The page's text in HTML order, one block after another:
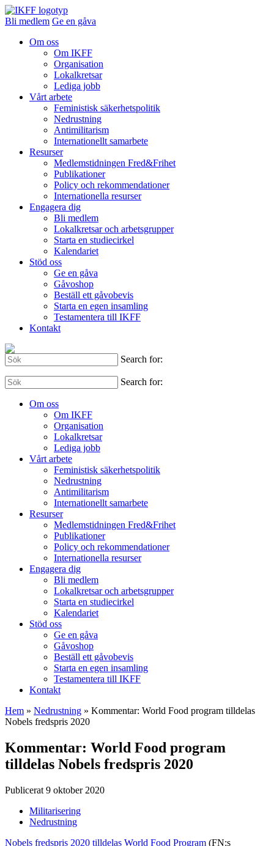
Bli medlem Ge en gåva
Om oss
Om IKFF
Organisation
Lokalkretsar
Lediga jobb
Vårt arbete
Feministisk säkerhetspolitik
Nedrustning
Antimilitarism
Internationellt samarbete
Resurser
Medlemstidningen Fred&Frihet
Publikationer
Policy och rekommendationer
Internationella resurser
Engagera dig
Bli medlem
Lokalkretsar och arbetsgrupper
Starta en studiecirkel
Kalendariet
Stöd oss
Ge en gåva
Gåvoshop
Beställ ett gåvobevis
Starta en egen insamling
Testamentera till IKFF
Kontakt
Search for:
Search for:
Om oss
Om IKFF
Organisation
Lokalkretsar
Lediga jobb
Vårt arbete
Feministisk säkerhetspolitik
Nedrustning
Antimilitarism
Internationellt samarbete
Resurser
Medlemstidningen Fred&Frihet
Publikationer
Policy och rekommendationer
Internationella resurser
Engagera dig
Bli medlem
Lokalkretsar och arbetsgrupper
Starta en studiecirkel
Kalendariet
Stöd oss
Ge en gåva
Gåvoshop
Beställ ett gåvobevis
Starta en egen insamling
Testamentera till IKFF
Kontakt
Hem » Nedrustning » Kommentar: World Food program tilldelas
Nobels fredspris 2020
Kommentar: World Food program
tilldelas Nobels fredspris 2020
Publicerat 9 oktober 2020
Militarisering
Nedrustning
Nobels fredspris 2020 tilldelas World Food Program (FN:s